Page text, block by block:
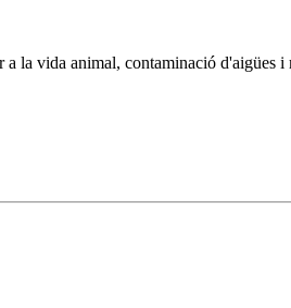
a la vida animal, contaminació d'aigües